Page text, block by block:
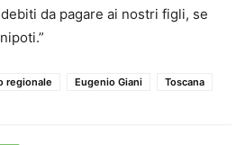
da pagare ai nostri figli, se
regionale Eugenio Giani Toscana